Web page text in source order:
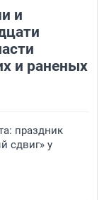
и
и раненых
праздник
сдвиг» у